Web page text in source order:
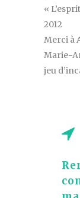
«
2012
Merci à
Marie-
jeu